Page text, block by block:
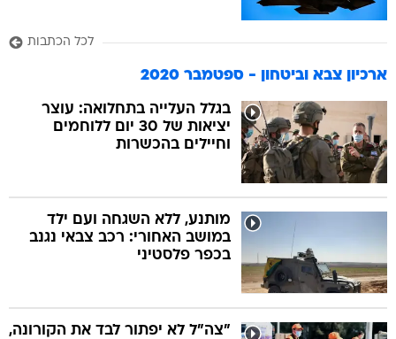
לכל הכתבות
ארכיון צבא וביטחון - ספטמבר 2020
בגלל העלייה בתחלואה: עוצר
יציאות של 30 יום ללוחמים
וחיילים בהכשרות
מותנע, ללא השגחה ועם ילד
במושב האחורי: רכב צבאי נגנב
בכפר פלסטיני
"צה"ל לא יפתור לבד את הקורונה,